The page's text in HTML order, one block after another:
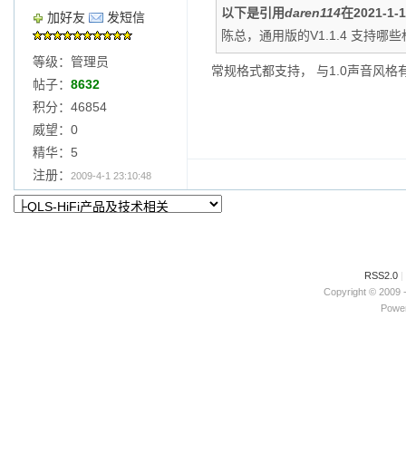
加好友 发短信
等级：管理员
帖子： 8632
积分：46854
威望：0
精华：5
注册：
2009-4-1 23:10:48
以下是引用daren114在2021-1-
陈总，通用版的V1.1.4 支持哪
常规格式都支持， 与1.0声音风格
RSS2.0 |
Copyright © 2009